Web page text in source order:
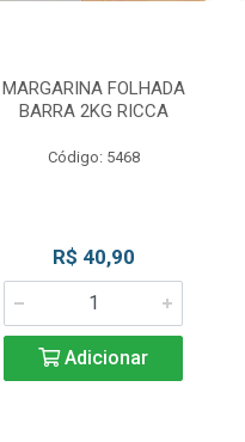
MARGARINA FOLHADA
BARRA 2KG RICCA
Código: 5468
R$ 40,90
Adicionar